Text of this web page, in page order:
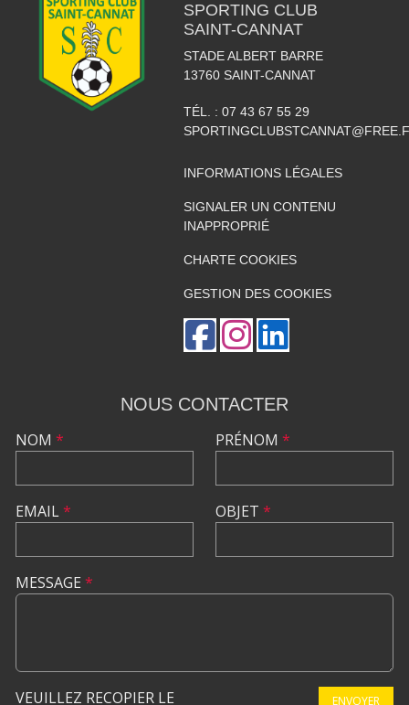
SPORTING CLUB
SAINT-CANNAT
STADE ALBERT BARRE
13760 SAINT-CANNAT
TÉL. : 07 43 67 55 29
INFORMATIONS LÉGALES
SIGNALER UN CONTENU
INAPPROPRIÉ
CHARTE COOKIES
GESTION DES COOKIES
NOUS CONTACTER
NOM *
EMAIL*
PRÉNOM *
OBJET *
MESSAGE *
VEUILLEZ RECOPIER LE ENVOYER